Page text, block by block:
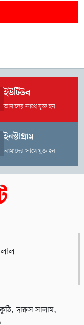
ইউটিউব
আমাদের সাথে যুক্ত হন
ইনস্টাগ্রাম
আমাদের সাথে যুক্ত হন
দারুস সালাম,